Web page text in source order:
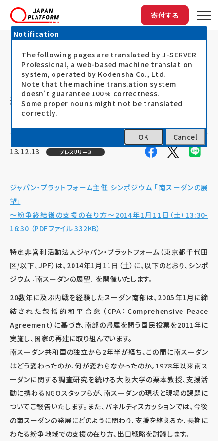
寄付する
トップ 最新情報 ジャパン・プラットフォーム主催 シンポジ...
ジャパン・プラットフォーム主催 シン
ポジウム 「南スーダンの展望」～紛争
終結後の支援の在り方～ 2014年１月
11日（土）13:30-16:30
13.12.13 プレスリリース
ジャパン・プラットフォーム主催 シンポジウム 「南スーダンの展
望」
～紛争終結後の支援の在り方～2014年1月11日（土）13:30-
16:30 （PDFファイル 332KB）
特定非営利活動法人ジャパン・プラットフォーム（東京都千代田
区/以下、JPF）は、2014年1月11日（土）に、以下のとおり、シンポ
ジウム 『南スーダンの展望』 を開催いたします。
20数年に及ぶ内戦を経験したスーダン南部は、2005年1月に締
結された包括的和平合意（CPA：Comprehensive Peace
Agreement）に基づき、南部の帰属を問う国民投票を2011年に
実施し、国家の再建に取り組んでいます。
南スーダン共和国の独立から2年半が経ち、この間に南スーダン
はどう変わったのか、何が変わらなかったのか。1978年以来南ス
ーダンに関する調査研究を続ける大阪大学の栗本教授、支援活
動に携わるNGOスタッフらが、南スーダンの現状と現場の課題に
ついてご報告いたします。また、パネルディスカッションでは、今後
の南スーダンの発展にどのように関わり、支援を終えるか、長期に
わたる紛争地域での支援の在り方、出口戦略を討議します。
Notification
The following pages are translated by J-SERVER
Professional, a web-based machine translation
system, operated by Kodensha Co., Ltd.
Note that the machine translation system
doesn't guarantee 100% correctness.
Some proper nouns might not be translated
correctly.
OK Cancel